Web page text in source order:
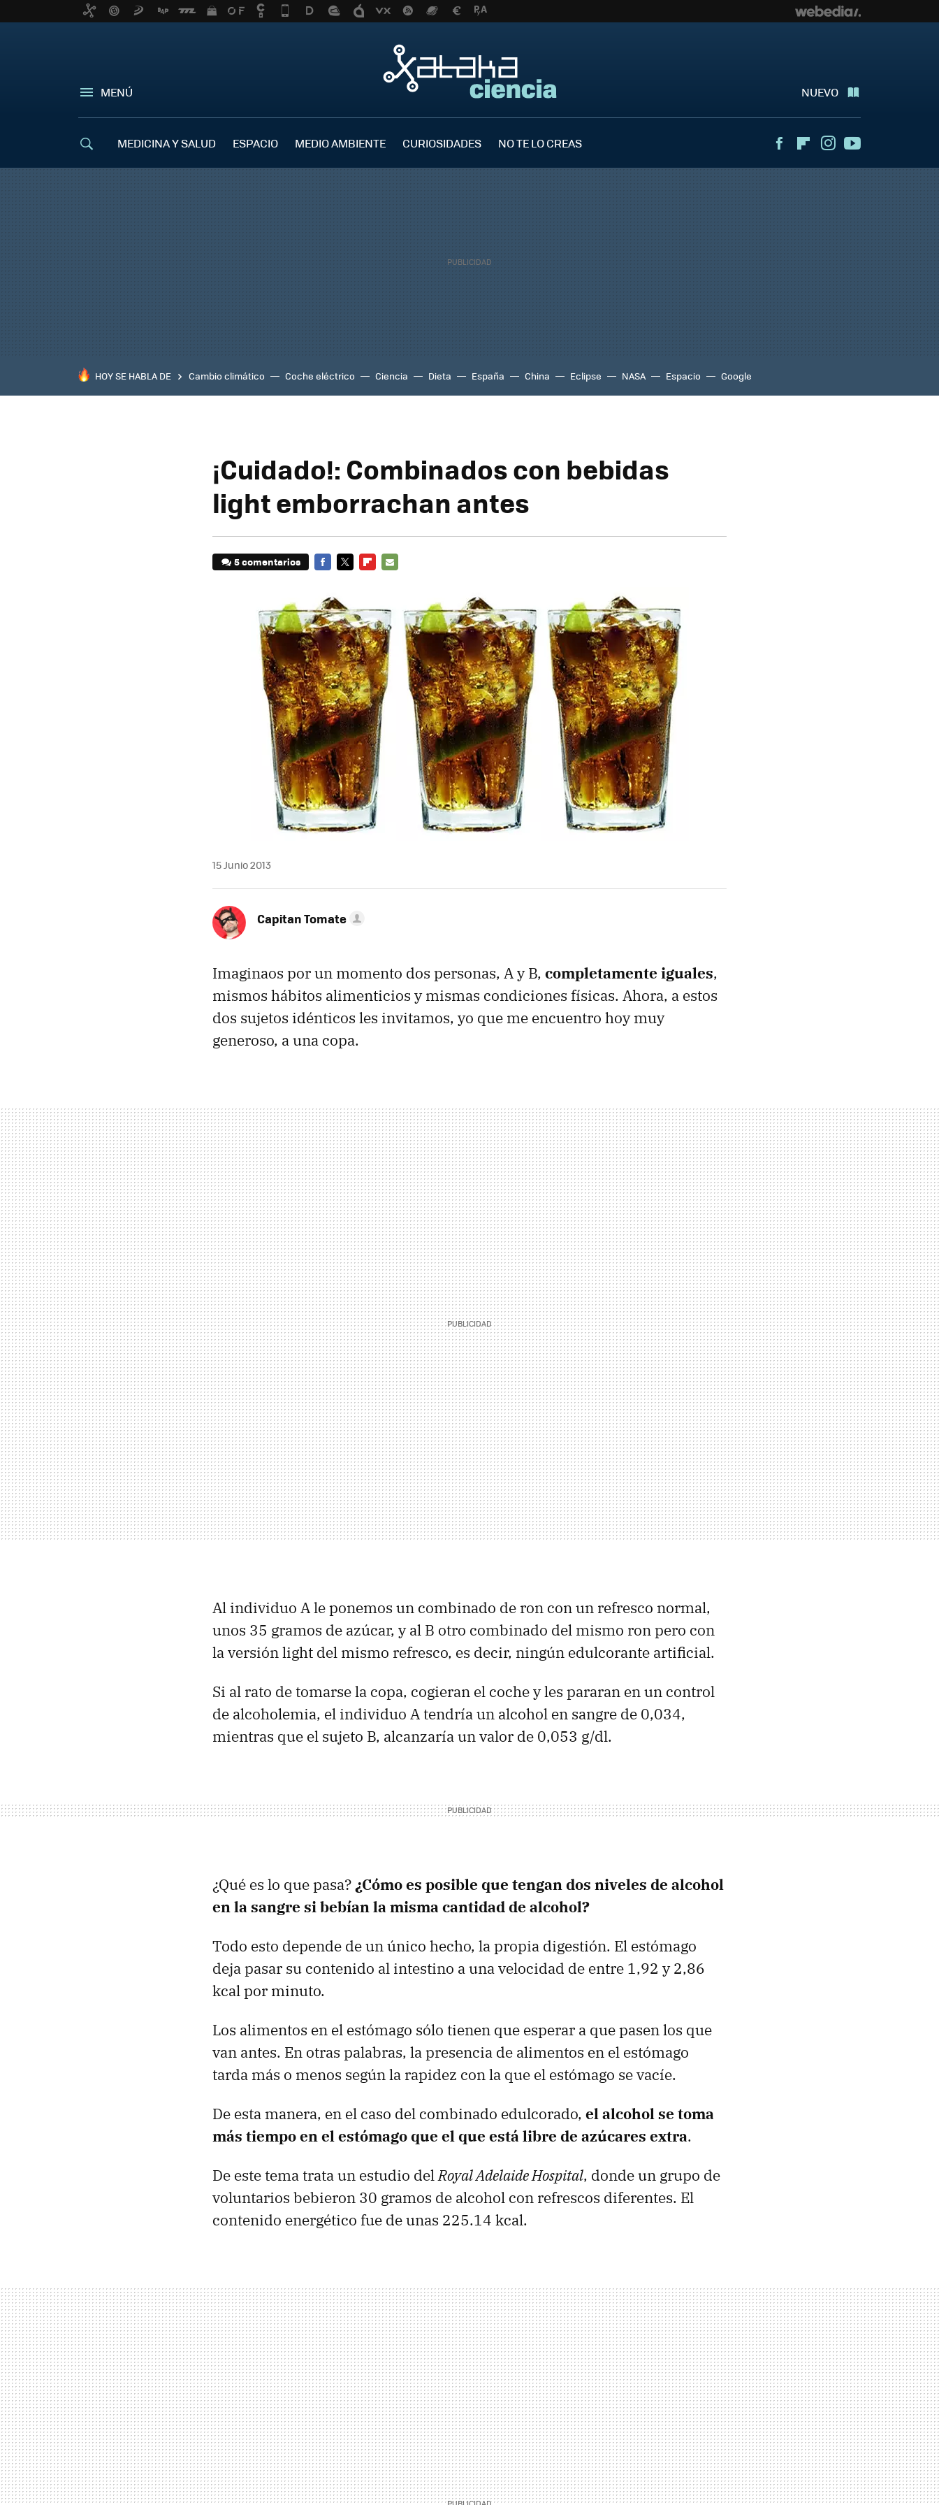
MENÚ NUEVO
MEDICINA Y SALUD ESPACIO MEDIO AMBIENTE CURIOSIDADES NO TE LO CREAS FacebookFlipboardInstagram
HOY SE HABLA DE Cambio climático Coche eléctrico Ciencia Dieta España China Eclipse NASA Espacio Google
¡Cuidado!: Combinados con bebidas
light emborrachan antes
5 comentarios
15 Junio 2013
Capitan Tomate
Imaginaos por un momento dos personas, A y B, completamente iguales,
mismos hábitos alimenticios y mismas condiciones físicas. Ahora, a estos
dos sujetos idénticos les invitamos, yo que me encuentro hoy muy
generoso, a una copa.
Al individuo A le ponemos un combinado de ron con un refresco normal,
unos 35 gramos de azúcar, y al B otro combinado del mismo ron pero con
la versión light del mismo refresco, es decir, ningún edulcorante artificial.
Si al rato de tomarse la copa, cogieran el coche y les pararan en un control
de alcoholemia, el individuo A tendría un alcohol en sangre de 0,034,
mientras que el sujeto B, alcanzaría un valor de 0,053 g/dl.
¿Qué es lo que pasa?¿Cómo es posible que tengan dos niveles de alcohol
en la sangre si bebían la misma cantidad de alcohol?
Todo esto depende de un único hecho, la propia digestión. El estómago
deja pasar su contenido al intestino a una velocidad de entre 1,92 y 2,86
kcal por minuto.
Los alimentos en el estómago sólo tienen que esperar a que pasen los que
van antes. En otras palabras, la presencia de alimentos en el estómago
tarda más o menos según la rapidez con la que el estómago se vacíe.
De esta manera, en el caso del combinado edulcorado, el alcohol se toma
más tiempo en el estómago que el que está libre de azúcares extra.
De este tema trata un estudio delRoyal Adelaide Hospital, donde un grupo de
voluntarios bebieron 30 gramos de alcohol con refrescos diferentes. El
contenido energético fue de unas 225.14 kcal.